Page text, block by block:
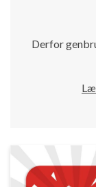
Derfor